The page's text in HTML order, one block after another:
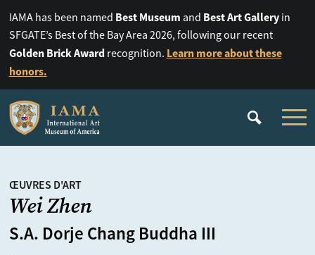
IAMA has been named Best Museum and Best Art Galleryin
SFGATE’s Best of the Bay Area 2026, following our recent
Golden Brick Awardrecognition. Learn more about these
honors.
ŒUVRES D'ART
Wei Zhen
S.A. Dorje Chang Buddha III